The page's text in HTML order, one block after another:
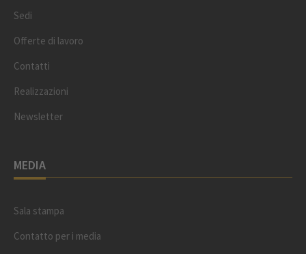
Sedi
Offerte di lavoro
Contatti
Realizzazioni
Newsletter
MEDIA
Sala stampa
Contatto per i media